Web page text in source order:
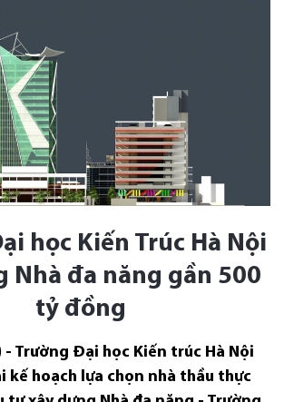
học Kiến Trúc Hà Nội
Nhà đa năng gần 500
tỷ đồng
Trường Đại học Kiến trúc Hà Nội
kế hoạch lựa chọn nhà thầu thực